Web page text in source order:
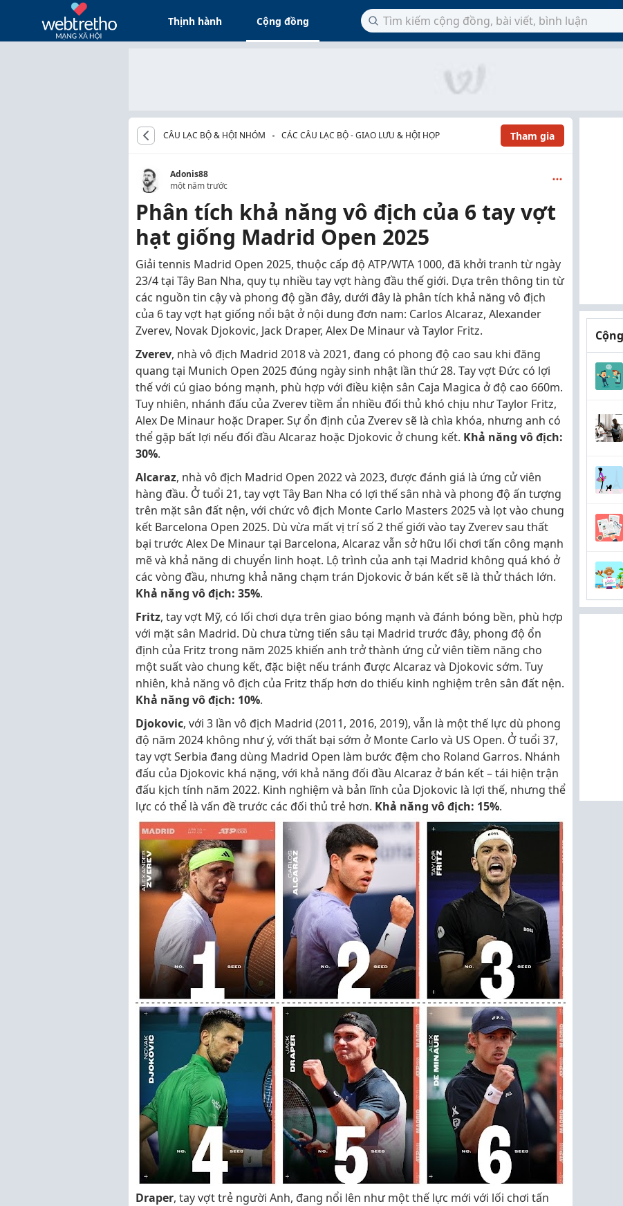
Thịnh hành Cộng đồng
CÂU LẠC BỘ & HỘI NHÓM CÁC CÂU LẠC BỘ - GIAO LƯU & HỘI HỌP Tham gia
Adonis88
một năm trước
Phân tích khả năng vô địch của 6 tay vợt
hạt giống Madrid Open 2025
Giải tennis Madrid Open 2025, thuộc cấp độ ATP/WTA 1000, đã khởi tranh từ ngày
23/4 tại Tây Ban Nha, quy tụ nhiều tay vợt hàng đầu thế giới. Dựa trên thông tin từ
các nguồn tin cậy và phong độ gần đây, dưới đây là phân tích khả năng vô địch
của 6 tay vợt hạt giống nổi bật ở nội dung đơn nam: Carlos Alcaraz, Alexander
Zverev, Novak Djokovic, Jack Draper, Alex De Minaur và Taylor Fritz.
Zverev, nhà vô địch Madrid 2018 và 2021, đang có phong độ cao sau khi đăng
quang tại Munich Open 2025 đúng ngày sinh nhật lần thứ 28. Tay vợt Đức có lợi
thế với cú giao bóng mạnh, phù hợp với điều kiện sân Caja Magica ở độ cao 660m.
Tuy nhiên, nhánh đấu của Zverev tiềm ẩn nhiều đối thủ khó chịu như Taylor Fritz,
Alex De Minaur hoặc Draper. Sự ổn định của Zverev sẽ là chìa khóa, nhưng anh có
thể gặp bất lợi nếu đối đầu Alcaraz hoặc Djokovic ở chung kết. Khả năng vô địch:
30%.
Alcaraz, nhà vô địch Madrid Open 2022 và 2023, được đánh giá là ứng cử viên
hàng đầu. Ở tuổi 21, tay vợt Tây Ban Nha có lợi thế sân nhà và phong độ ấn tượng
trên mặt sân đất nện, với chức vô địch Monte Carlo Masters 2025 và lọt vào chung
kết Barcelona Open 2025. Dù vừa mất vị trí số 2 thế giới vào tay Zverev sau thất
bại trước Alex De Minaur tại Barcelona, Alcaraz vẫn sở hữu lối chơi tấn công mạnh
mẽ và khả năng di chuyển linh hoạt. Lộ trình của anh tại Madrid không quá khó ở
các vòng đầu, nhưng khả năng chạm trán Djokovic ở bán kết sẽ là thử thách lớn.
Khả năng vô địch: 35%.
Fritz, tay vợt Mỹ, có lối chơi dựa trên giao bóng mạnh và đánh bóng bền, phù hợp
với mặt sân Madrid. Dù chưa từng tiến sâu tại Madrid trước đây, phong độ ổn
định của Fritz trong năm 2025 khiến anh trở thành ứng cử viên tiềm năng cho
một suất vào chung kết, đặc biệt nếu tránh được Alcaraz và Djokovic sớm. Tuy
nhiên, khả năng vô địch của Fritz thấp hơn do thiếu kinh nghiệm trên sân đất nện.
Khả năng vô địch: 10%.
Djokovic, với 3 lần vô địch Madrid (2011, 2016, 2019), vẫn là một thế lực dù phong
độ năm 2024 không như ý, với thất bại sớm ở Monte Carlo và US Open. Ở tuổi 37,
tay vợt Serbia đang dùng Madrid Open làm bước đệm cho Roland Garros. Nhánh
đấu của Djokovic khá nặng, với khả năng đối đầu Alcaraz ở bán kết – tái hiện trận
đấu kịch tính năm 2022. Kinh nghiệm và bản lĩnh của Djokovic là lợi thế, nhưng thể
lực có thể là vấn đề trước các đối thủ trẻ hơn. Khả năng vô địch: 15%.
Draper, tay vợt trẻ người Anh, đang nổi lên như một thế lực mới với lối chơi tấn